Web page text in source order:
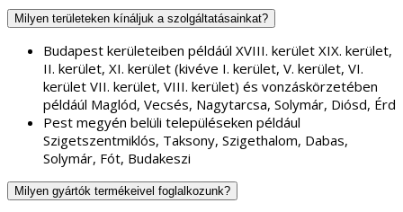
Milyen területeken kínáljuk a szolgáltatásainkat?
Budapest kerületeiben példáúl XVIII. kerület XIX. kerület,
II. kerület, XI. kerület (kivéve I. kerület, V. kerület, VI.
kerület VII. kerület, VIII. kerület) és vonzáskörzetében
példáúl Maglód, Vecsés, Nagytarcsa, Solymár, Diósd, Érd
Pest megyén belüli településeken például
Szigetszentmiklós, Taksony, Szigethalom, Dabas,
Solymár, Fót, Budakeszi
Milyen gyártók termékeivel foglalkozunk?